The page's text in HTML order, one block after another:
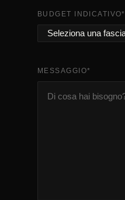
BUDGET INDICATIVO*
MESSAGGIO*